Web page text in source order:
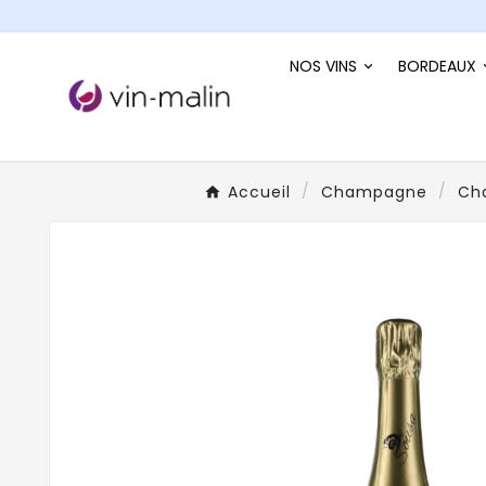
NOS VINS BORDEAUX
Accueil Champagne